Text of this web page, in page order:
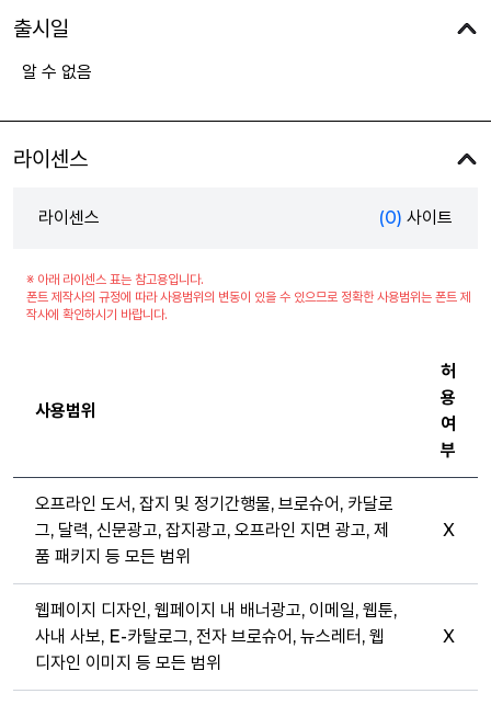
출시일
알 수 없음
라이센스
라이센스 (0) 사이트
※ 아래 라이센스 표는 참고용입니다.
폰트 제작사의 규정에 따라 사용범위의 변동이 있을 수 있으므로 정확한 사용범위는 폰트 제
작사에 확인하시기 바랍니다.
사용범위
허
용
여
부
오프라인 도서, 잡지 및 정기간행물, 브로슈어, 카달로
그, 달력, 신문광고, 잡지광고, 오프라인 지면 광고, 제
품 패키지 등 모든 범위
X
웹페이지 디자인, 웹페이지 내 배너광고, 이메일, 웹툰,
사내 사보, E-카탈로그, 전자 브로슈어, 뉴스레터, 웹
디자인 이미지 등 모든 범위
X